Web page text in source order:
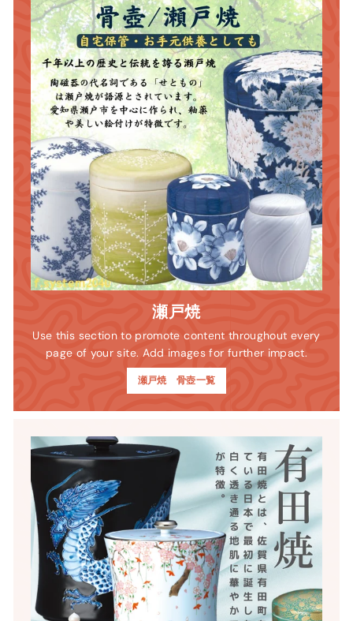
瀬戸焼
Use this section to promote content throughout every
page of your site. Add images for further impact.
瀬戸焼 骨壺一覧